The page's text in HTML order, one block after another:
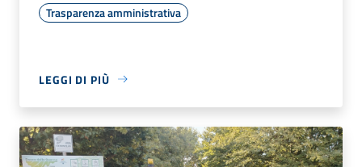
Trasparenza amministrativa
LEGGI DI PIÙ